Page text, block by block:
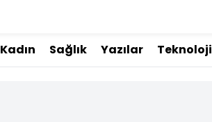
Kadın Sağlık Yazılar Teknoloji